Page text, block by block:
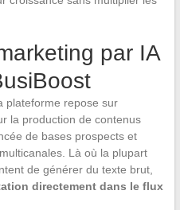
par IA
plateforme repose sur
la production de contenus
de bases prospects et
Là où la plupart
de générer du texte brut,
directement dans le flux